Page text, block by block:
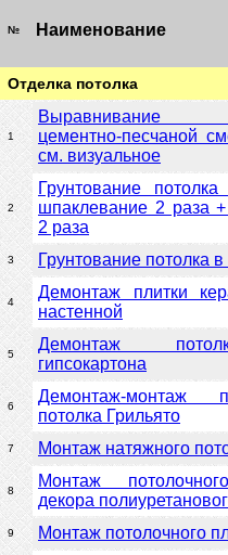
№ Наименование
Отделка потолка
1
Выравнивание
цементно-песчаной
см. визуальное
2
Грунтование
шпаклевание 2 раза
2 раза
3 Грунтование потолка в
4
Демонтаж плитки
настенной
5
Демонтаж
гипсокартона
6
Демонтаж-монтаж
потолка Грильято
7 Монтаж натяжного
8
Монтаж
декора
9 Монтаж потолочного